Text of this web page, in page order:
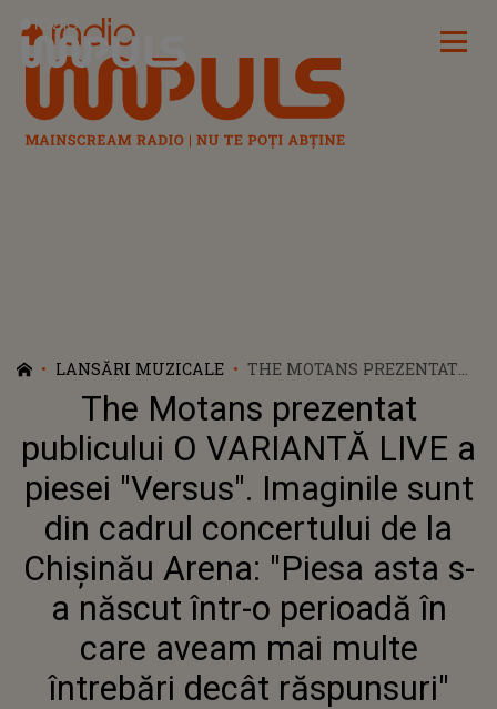
Radio Impuls
LANSĂRI MUZICALE
THE MOTANS PREZENTAT
PUBLICULUI O VARIANTĂ
LIVE A PIESEI "VERSUS".
IMAGINILE SUNT DIN
CADRUL CONCERTULUI DE
LA CHIȘINĂU ARENA:
"PIESA ASTA S-A NĂSCUT
ÎNTR-O PERIOADĂ ÎN CARE
AVEAM MAI MULTE
ÎNTREBĂRI DECÂT
RĂSPUNSURI"
The Motans prezentat
publicului O VARIANTĂ LIVE a
piesei "Versus". Imaginile sunt
din cadrul concertului de la
Chișinău Arena: "Piesa asta s-
a născut într-o perioadă în
care aveam mai multe
întrebări decât răspunsuri"